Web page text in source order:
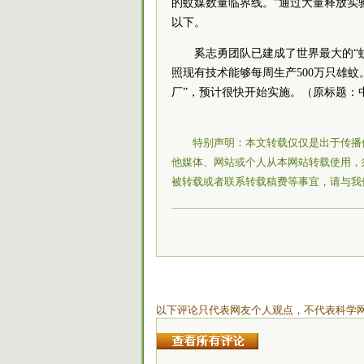
的蚊媒数量临界线。”通过大量释放
以下。
奚志勇团队已建成了世界最大的“
照现有技术能够每周生产500万只雄
厂”，预计很快开始实施。（原标题
特别声明：本文转载仅仅是出于传
他媒体、网站或个人从本网站转载使用
被转载或者联系转载稿费等事宜，请与
以下评论只代表网友个人观点，不代表科学